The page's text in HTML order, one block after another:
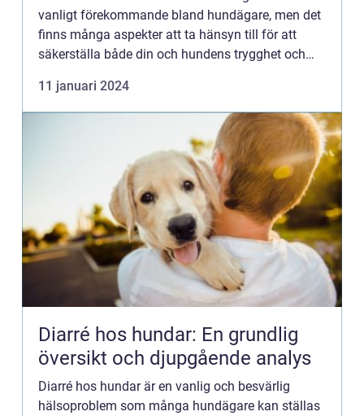
vanligt förekommande bland hundägare, men det
finns många aspekter att ta hänsyn till för att
säkerställa både din och hundens trygghet och
grundlig ö...
11 januari 2024
Diarré hos hundar: En grundlig
översikt och djupgående analys
Diarré hos hundar är en vanlig och besvärlig
hälsoproblem som många hundägare kan ställas